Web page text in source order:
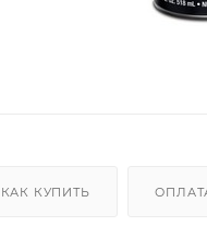
КАК КУПИТЬ